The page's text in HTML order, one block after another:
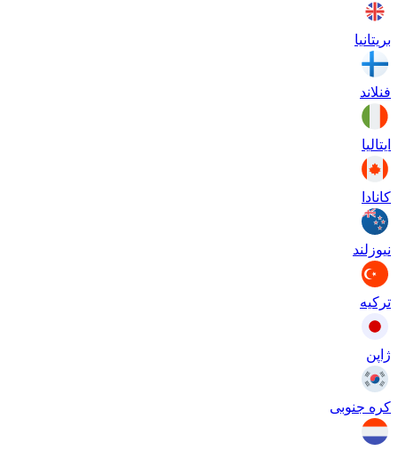
بریتانیا
فنلاند
ایتالیا
کانادا
نیوزلند
ترکیه
ژاپن
کره جنوبی